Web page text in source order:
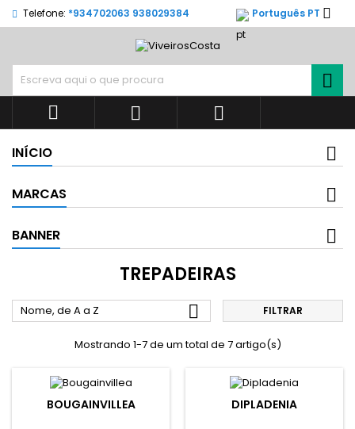
Telefone: *934702063 938029384 Português PT 


 
INÍCIO
MARCAS
BANNER
TREPADEIRAS
Nome, de A a Z  FILTRAR
Mostrando 1-7 de um total de 7 artigo(s)
BOUGAINVILLEA DIPLADENIA